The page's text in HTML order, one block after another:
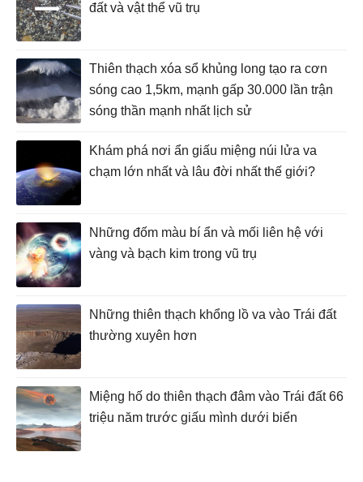
đất và vật thể vũ trụ
Thiên thạch xóa sổ khủng long tạo ra cơn
sóng cao 1,5km, mạnh gấp 30.000 lần trận
sóng thần mạnh nhất lịch sử
Khám phá nơi ẩn giấu miệng núi lửa va
chạm lớn nhất và lâu đời nhất thế giới?
Những đốm màu bí ẩn và mối liên hệ với
vàng và bạch kim trong vũ trụ
Những thiên thạch khổng lồ va vào Trái đất
thường xuyên hơn
Miệng hố do thiên thạch đâm vào Trái đất 66
triệu năm trước giấu mình dưới biển